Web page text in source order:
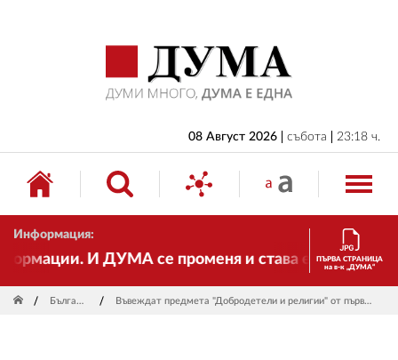
08 Август 2026 събота 23:18 ч.
Информация:
И ДУМА се променя и става електронно
ПЪРВА СТРАНИЦА
на в-к „ДУМА“
България Въвеждат предмета "Добродетели и религии" от първи клас
БЪЛГАРИЯ
ИКОНОМИКА
ИЗБОРИ
СВЯТ